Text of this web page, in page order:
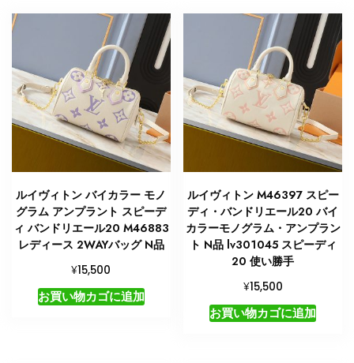
45
ルイヴィトン バイカラー モノ
グラム アンプラント スピーデ
ィ バンドリエール20 M46883
レディース 2WAYバッグ N品
¥15,500
お買い物カゴに追加
ルイヴィトン M46397 スピー
ディ・バンドリエール20 バイ
カラーモノグラム・アンプラン
ト N品 lv301045 スピーディ
20 使い勝手
¥15,500
お買い物カゴに追加